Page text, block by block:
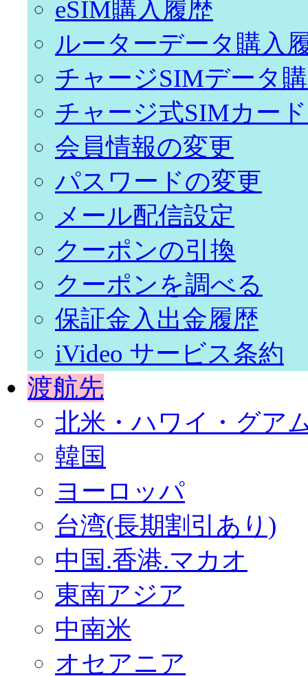
eSIM購入履歴
ルーターデータ購入
チャージSIMデータ
チャージ式SIMカー
会員情報の変更
パスワードの変更
メール配信設定
クーポンの引換
クーポンを調べる
保証金入出金履歴
iVideo サービス条約
渡航先
北米・ハワイ・グア
韓国
ヨーロッパ
台湾(長期割引あり)
中国.香港.マカオ
東南アジア
中南米
オセアニア